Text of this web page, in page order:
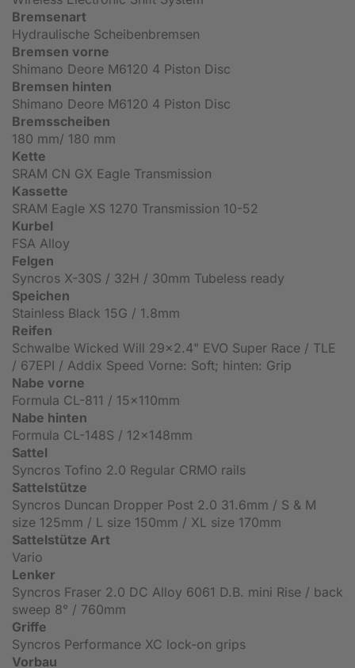
Bremsenart
Hydraulische Scheibenbremsen
Bremsen vorne
Shimano Deore M6120 4 Piston Disc
Bremsen hinten
Shimano Deore M6120 4 Piston Disc
Bremsscheiben
180 mm/ 180 mm
Kette
SRAM CN GX Eagle Transmission
Kassette
SRAM Eagle XS 1270 Transmission 10-52
Kurbel
FSA Alloy
Felgen
Syncros X-30S / 32H / 30mm Tubeless ready
Speichen
Stainless Black 15G / 1.8mm
Reifen
Schwalbe Wicked Will 29x2.4" EVO Super Race / TLE
/ 67EPI / Addix Speed Vorne: Soft; hinten: Grip
Nabe vorne
Formula CL-811 / 15x110mm
Nabe hinten
Formula CL-148S / 12x148mm
Sattel
Syncros Tofino 2.0 Regular CRMO rails
Sattelstütze
Syncros Duncan Dropper Post 2.0 31.6mm / S & M
size 125mm / L size 150mm / XL size 170mm
Sattelstütze Art
Vario
Lenker
Syncros Fraser 2.0 DC Alloy 6061 D.B. mini Rise / back
sweep 8° / 760mm
Griffe
Syncros Performance XC lock-on grips
Vorbau